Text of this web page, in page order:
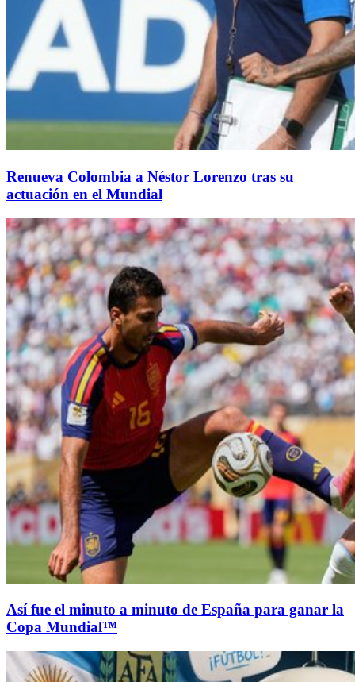
Renueva Colombia a Néstor Lorenzo tras su
actuación en el Mundial
Así fue el minuto a minuto de España para ganar la
Copa Mundial™